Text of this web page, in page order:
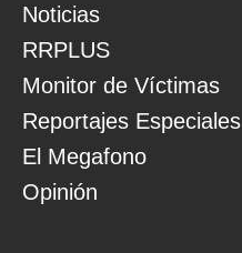
Noticias
RRPLUS
Monitor de Víctimas
Reportajes Especiales
El Megafono
Opinión